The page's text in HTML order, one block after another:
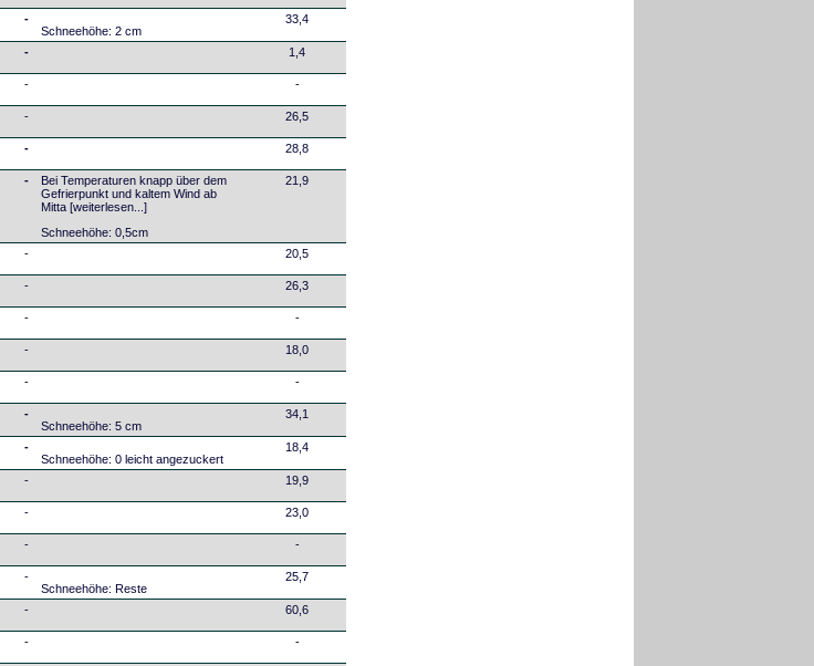
-
Schneehöhe: 2 cm
33,4
- 1,4
- -
- 26,5
- 28,8
-
Bei Temperaturen knapp über dem
Gefrierpunkt und kaltem Wind ab
Mitta [weiterlesen...]
Schneehöhe: 0,5cm
21,9
- 20,5
- 26,3
- -
- 18,0
- -
-
Schneehöhe: 5 cm
34,1
-
Schneehöhe: 0 leicht angezuckert
18,4
- 19,9
- 23,0
- -
-
Schneehöhe: Reste
25,7
- 60,6
- -